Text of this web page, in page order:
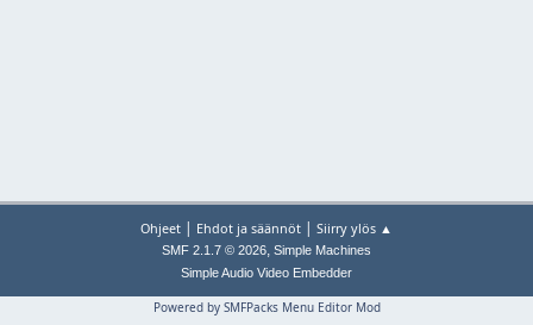
Ohjeet | Ehdot ja säännöt | Siirry ylös ▲
SMF 2.1.7 © 2026, Simple Machines
Simple Audio Video Embedder
Powered by SMFPacks Menu Editor Mod